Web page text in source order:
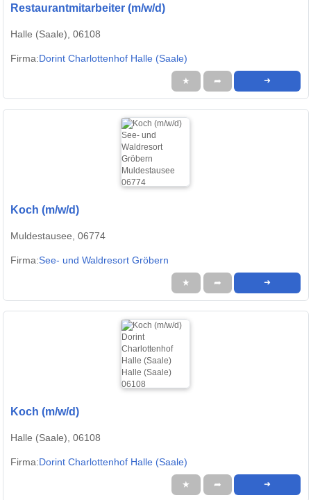
Restaurantmitarbeiter (m/w/d)
Halle (Saale), 06108
Firma:Dorint Charlottenhof Halle (Saale)
★ ➦ ➜
Koch (m/w/d)
Muldestausee, 06774
Firma:See- und Waldresort Gröbern
★ ➦ ➜
Koch (m/w/d)
Halle (Saale), 06108
Firma:Dorint Charlottenhof Halle (Saale)
★ ➦ ➜